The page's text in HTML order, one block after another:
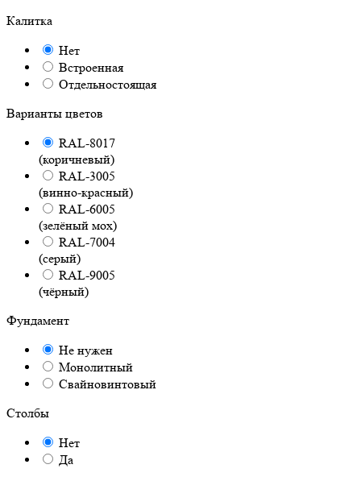
Калитка
Нет
Встроенная
Отдельностоящая
Варианты цветов
RAL-8017
(коричневый)
RAL-3005
(винно-красный)
RAL-6005
(зелёный мох)
RAL-7004
(серый)
RAL-9005
(чёрный)
Фундамент
Не нужен
Монолитный
Свайновинтовый
Столбы
Нет
Да